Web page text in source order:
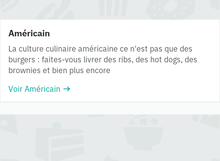
Américain
La culture culinaire américaine ce n'est pas que des
burgers : faites-vous livrer des ribs, des hot dogs, des
brownies et bien plus encore
Voir Américain